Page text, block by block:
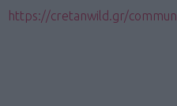
https://cretanwild.gr/